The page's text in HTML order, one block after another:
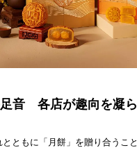
音 各店が趣向を凝
ともに「月餅」を贈り合うこ